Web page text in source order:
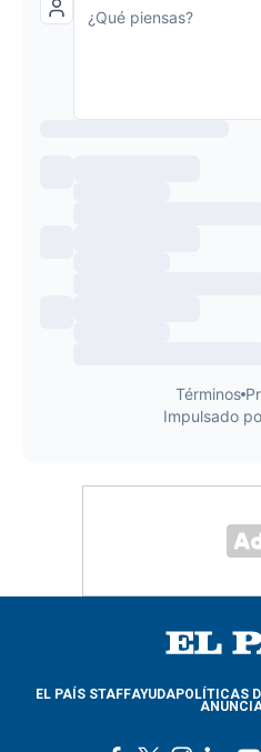
EL PAÍS STAFFAYUDAPOLÍTICAS